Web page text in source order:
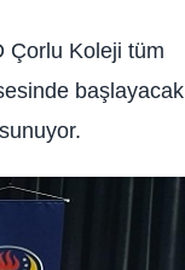
Çorlu Koleji tüm
başlayacak